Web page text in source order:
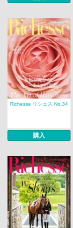
Richesse リシェス No.34
購入